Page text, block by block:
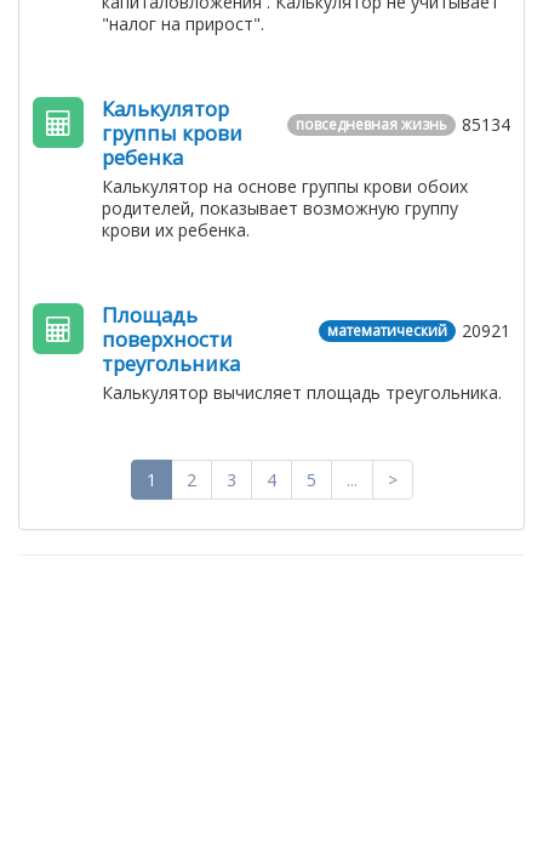
"налог на прирост".
85134
повседневная жизнь
Калькулятор
группы крови
ребенка
Калькулятор на основе группы крови обоих
родителей, показывает возможную группу
крови их ребенка.
20921
математический
Площадь
поверхности
треугольника
Калькулятор вычисляет площадь треугольника.
1 2 3 4 5 ... >